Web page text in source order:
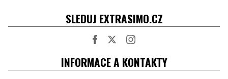
SLEDUJ EXTRASIMO.CZ
INFORMACE A KONTAKTY